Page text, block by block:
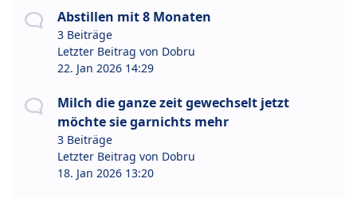
Abstillen mit 8 Monaten
3 Beiträge
Letzter Beitrag von Dobru
22. Jan 2026 14:29
Milch die ganze zeit gewechselt jetzt
möchte sie garnichts mehr
3 Beiträge
Letzter Beitrag von Dobru
18. Jan 2026 13:20